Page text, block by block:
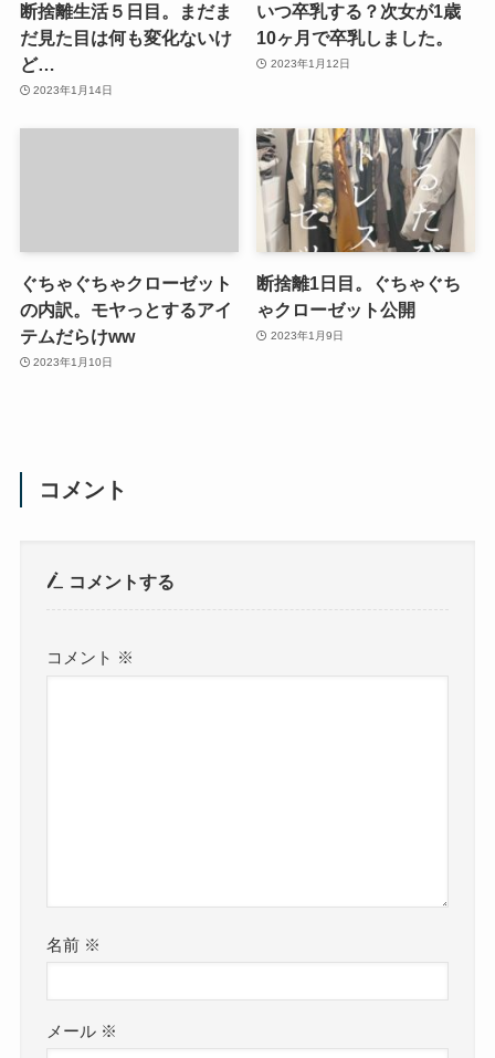
断捨離生活５日目。まだま
だ見た目は何も変化ないけ
ど…
2023年1月14日
いつ卒乳する？次女が1歳
10ヶ月で卒乳しました。
2023年1月12日
ぐちゃぐちゃクローゼット
の内訳。モヤっとするアイ
テムだらけww
2023年1月10日
断捨離1日目。ぐちゃぐち
ゃクローゼット公開
2023年1月9日
コメント
コメントする
コメント ※
名前 ※
メール ※